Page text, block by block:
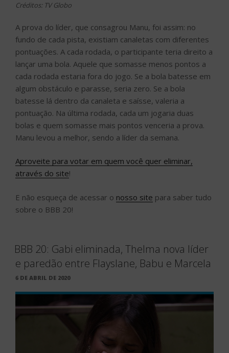
Créditos: TV Globo
A prova do líder, que consagrou Manu, foi assim: no
fundo de cada pista, existiam canaletas com diferentes
pontuações. A cada rodada, o participante teria direito a
lançar uma bola. Aquele que somasse menos pontos a
cada rodada estaria fora do jogo. Se a bola batesse em
algum obstáculo e parasse, seria zero. Se a bola
batesse lá dentro da canaleta e saísse, valeria a
pontuação. Na última rodada, cada um jogaria duas
bolas e quem somasse mais pontos venceria a prova.
Manu levou a melhor, sendo a líder da semana.
Aproveite para votar em quem você quer eliminar,
através do site!
E não esqueça de acessar o nosso site para saber tudo
sobre o BBB 20!
BBB 20: Gabi eliminada, Thelma nova líder
e paredão entre Flayslane, Babu e Marcela
PUBLICADO
6 DE ABRIL DE 2020